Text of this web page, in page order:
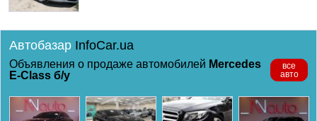
Автобазар InfoCar.ua
Объявления о продаже автомобилей Mercedes
E-Class б/у
все
авто